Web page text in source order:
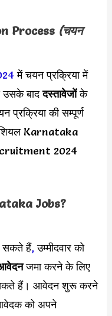
Process (चयन
में चयन प्रक्रिया में
उसके बाददस्तावेजोंके
प्रक्रिया की सम्पूर्ण
Karnataka
2024
Jobs?
हैं,उम्मीदवार को
जमा करने के लिए
सकते हैं। आवेदन शुरू करने
को अपने